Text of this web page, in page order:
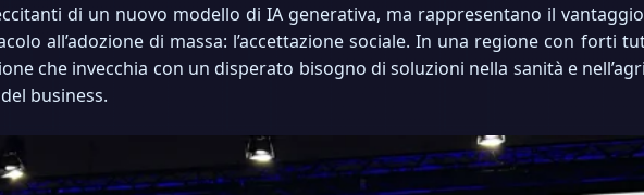
di un nuovo modello di IA generativa, ma rappresentano il
all’adozione di massa: l’accettazione sociale. In una regione con forti
che invecchia con un disperato bisogno di soluzioni nella sanità e
business.